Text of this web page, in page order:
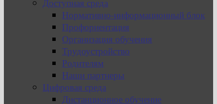
Доступная среда
Нормативно-информационный блок
Профориентация
Организация обучения
Трудоустройство
Родителям
Наши партнеры
Цифровая среда
Дистанционное обучение